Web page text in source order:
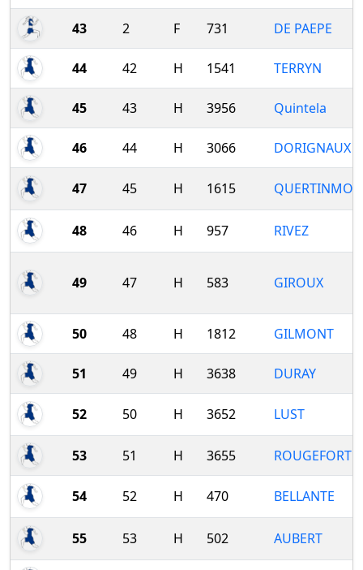
43 2 F 731 DE PAEPE
44 42 H 1541 TERRYN
45 43 H 3956 Quintela
46 44 H 3066 DORIGNAUX
47 45 H 1615
48 46 H 957 RIVEZ
49 47 H 583 GIROUX
50 48 H 1812 GILMONT
51 49 H 3638 DURAY
52 50 H 3652 LUST
53 51 H 3655 ROUGEFORT
54 52 H 470 BELLANTE
55 53 H 502 AUBERT